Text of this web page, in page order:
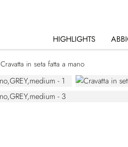
HIGHLIGHTS
Cravatta in seta fatta a mano